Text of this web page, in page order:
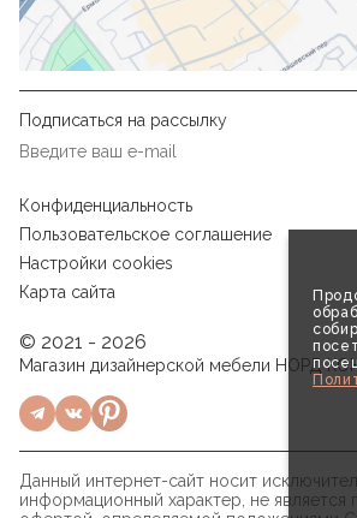
Подписаться на рассылку
Конфиденциальность
Пользовательское соглашение
Настройки cookies
Карта сайта
© 2021 - 2026
Магазин дизайнерской мебели НОРД
Данный интернет-сайт носит
информационный характер, не является